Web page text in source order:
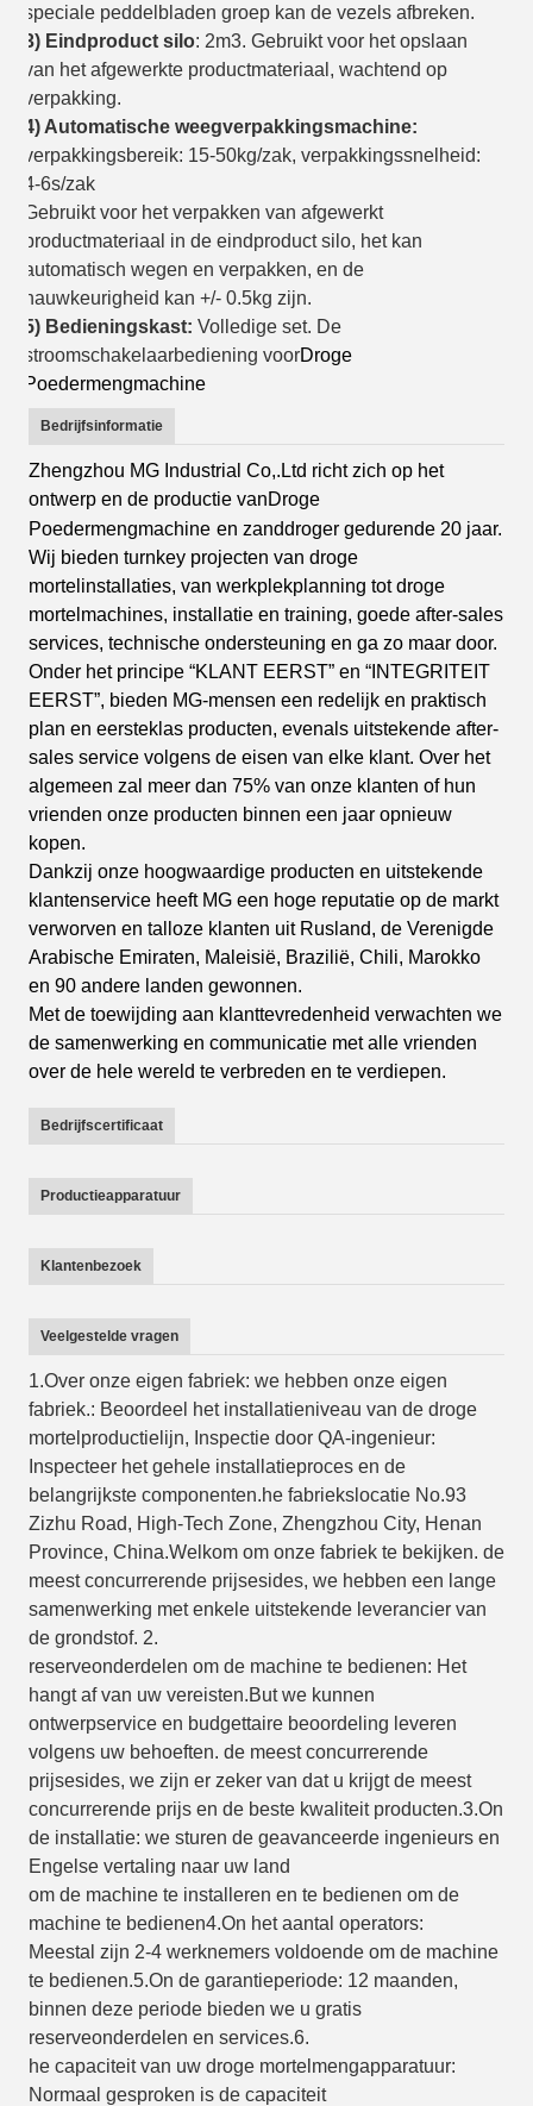
speciale peddelbladen groep kan de vezels afbreken.
3) Eindproduct silo: 2m3. Gebruikt voor het opslaan
van het afgewerkte productmateriaal, wachtend op
verpakking.
4) Automatische weegverpakkingsmachine:
verpakkingsbereik: 15-50kg/zak, verpakkingssnelheid:
4-6s/zak
Gebruikt voor het verpakken van afgewerkt
productmateriaal in de eindproduct silo, het kan
automatisch wegen en verpakken, en de
nauwkeurigheid kan +/- 0.5kg zijn.
5) Bedieningskast: Volledige set. De
stroomschakelaarbediening voorDroge
Poedermengmachine
Bedrijfsinformatie
Zhengzhou MG Industrial Co,.Ltd richt zich op het
ontwerp en de productie vanDroge
Poedermengmachine en zanddroger gedurende 20 jaar.
Wij bieden turnkey projecten van droge
mortelinstallaties, van werkplekplanning tot droge
mortelmachines, installatie en training, goede after-sales
services, technische ondersteuning en ga zo maar door.
Onder het principe “KLANT EERST” en “INTEGRITEIT
EERST”, bieden MG-mensen een redelijk en praktisch
plan en eersteklas producten, evenals uitstekende after-
sales service volgens de eisen van elke klant. Over het
algemeen zal meer dan 75% van onze klanten of hun
vrienden onze producten binnen een jaar opnieuw
kopen.
Dankzij onze hoogwaardige producten en uitstekende
klantenservice heeft MG een hoge reputatie op de markt
verworven en talloze klanten uit Rusland, de Verenigde
Arabische Emiraten, Maleisië, Brazilië, Chili, Marokko
en 90 andere landen gewonnen.
Met de toewijding aan klanttevredenheid verwachten we
de samenwerking en communicatie met alle vrienden
over de hele wereld te verbreden en te verdiepen.
Bedrijfscertificaat
Productieapparatuur
Klantenbezoek
Veelgestelde vragen
1.Over onze eigen fabriek: we hebben onze eigen
fabriek.: Beoordeel het installatieniveau van de droge
mortelproductielijn, Inspectie door QA-ingenieur:
Inspecteer het gehele installatieproces en de
belangrijkste componenten.he fabriekslocatie No.93
Zizhu Road, High-Tech Zone, Zhengzhou City, Henan
Province, China.Welkom om onze fabriek te bekijken. de
meest concurrerende prijsesides, we hebben een lange
samenwerking met enkele uitstekende leverancier van
de grondstof. 2.
reserveonderdelen om de machine te bedienen: Het
hangt af van uw vereisten.But we kunnen
ontwerpservice en budgettaire beoordeling leveren
volgens uw behoeften. de meest concurrerende
prijsesides, we zijn er zeker van dat u krijgtde meest
concurrerende prijs en de beste kwaliteitproducten.3.On
de installatie: we sturen de geavanceerde ingenieurs en
Engelse vertaling naar uw land
om de machine te installeren en te bedienen om de
machine te bedienen4.On het aantal operators:
Meestal zijn 2-4 werknemers voldoende om de machine
te bedienen.5.On de garantieperiode: 12 maanden,
binnen deze periode bieden we u gratis
reserveonderdelen en services.6.
he capaciteit van uw droge mortelmengapparatuur:
Normaal gesproken is de capaciteit